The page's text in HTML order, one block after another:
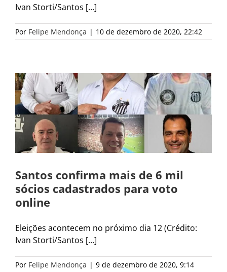
Ivan Storti/Santos [...]
Por Felipe Mendonça | 10 de dezembro de 2020, 22:42
Santos confirma mais de 6 mil
sócios cadastrados para voto
online
Eleições acontecem no próximo dia 12 (Crédito:
Ivan Storti/Santos [...]
Por Felipe Mendonça | 9 de dezembro de 2020, 9:14